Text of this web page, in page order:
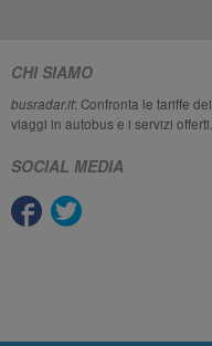
CHI SIAMO
busradar.it: Confronta le tariffe dei
viaggi in autobus e i servizi offerti.
SOCIAL MEDIA